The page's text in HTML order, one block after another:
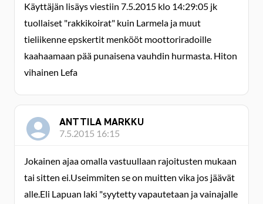
Käyttäjän lisäys viestiin 7.5.2015 klo 14:29:05 jk
tuollaiset "rakkikoirat" kuin Larmela ja muut
tieliikenne epskertit menkööt moottoriradoille
kaahaamaan pää punaisena vauhdin hurmasta. Hiton
vihainen Lefa
ANTTILA MARKKU
7.5.2015 16:15
Jokainen ajaa omalla vastuullaan rajoitusten mukaan
tai sitten ei.Useimmiten se on muitten vika jos jäävät
alle.Eli Lapuan laki "syytetty vapautetaan ja vainajalle